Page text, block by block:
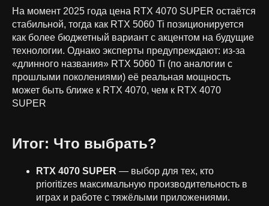
На момент 2025 года цена RTX 4070 SUPER остаётся
стабильной, тогда как RTX 5060 Ti позиционируется
как более бюджетный вариант с акцентом на будущие
технологии. Однако эксперты предупреждают: из-за
«длинного названия» RTX 5060 Ti (по аналогии с
прошлыми поколениями) её реальная мощность
может быть ближе к RTX 4070, чем к RTX 4070
SUPER
Итог: Что выбрать?
RTX 4070 SUPER — выбор для тех, кто
prioritizes максимальную производительность в
играх и работе с тяжёлыми приложениями.